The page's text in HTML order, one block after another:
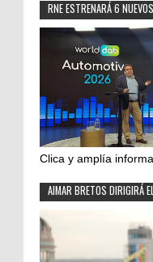
RNE ESTRENARÁ 6
Clica y amplía
AIMAR BRETOS DIRIGIRÁ